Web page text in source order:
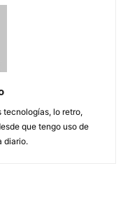
tecnologías, lo retro,
que tengo uso de
diario.